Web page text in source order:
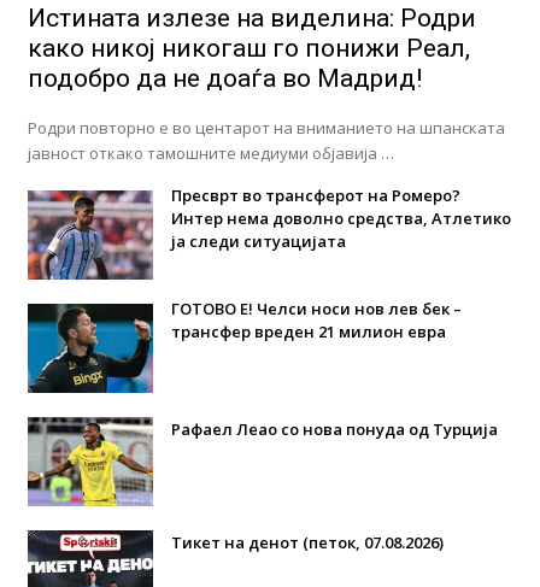
Истината излезе на виделина: Родри
како никој никогаш го понижи Реал,
подобро да не доаѓа во Мадрид!
Родри повторно е во центарот на вниманието на шпанската
јавност откако тамошните медиуми објавија …
Пресврт во трансферот на Ромеро?
Интер нема доволно средства, Атлетико
ја следи ситуацијата
ГОТОВО Е! Челси носи нов лев бек –
трансфер вреден 21 милион евра
Рафаел Леао со нова понуда од Турција
Тикет на денот (петок, 07.08.2026)